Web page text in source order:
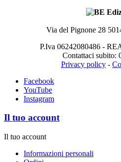
Via del Pignone 28
P.Iva 06242080486 -
Contattaci subito:
Privacy policy -
Facebook
YouTube
Instagram
Il tuo account
Il tuo account
Informazioni personali